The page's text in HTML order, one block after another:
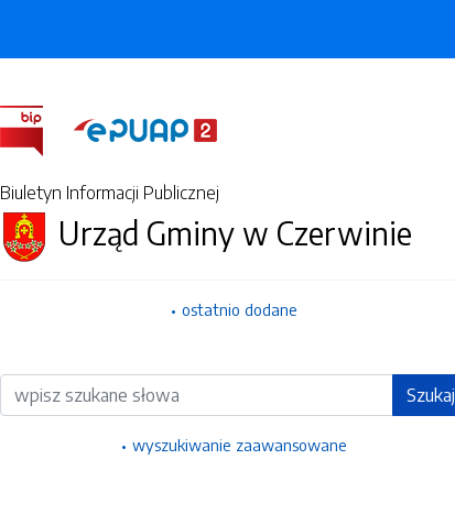
Biuletyn Informacji Publicznej
Urząd Gminy w Czerwinie
ostatnio dodane
Wyszukiwarka Szukaj
wyszukiwanie zaawansowane